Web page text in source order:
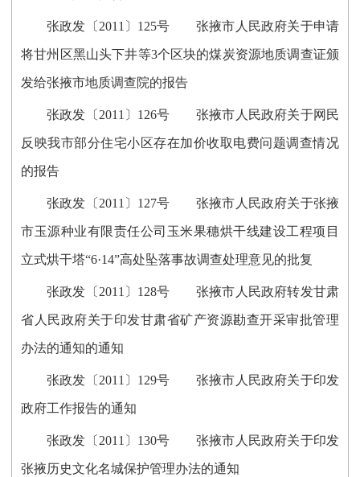
张政发〔2011〕125号 张掖市人民政府关于申请
将甘州区黑山头下井等3个区块的煤炭资源地质调查证颁
发给张掖市地质调查院的报告
张政发〔2011〕126号 张掖市人民政府关于网民
反映我市部分住宅小区存在加价收取电费问题调查情况
的报告
张政发〔2011〕127号 张掖市人民政府关于张掖
市玉源种业有限责任公司玉米果穗烘干线建设工程项目
立式烘干塔“6·14”高处坠落事故调查处理意见的批复
张政发〔2011〕128号 张掖市人民政府转发甘肃
省人民政府关于印发甘肃省矿产资源勘查开采审批管理
办法的通知的通知
张政发〔2011〕129号 张掖市人民政府关于印发
政府工作报告的通知
张政发〔2011〕130号 张掖市人民政府关于印发
张掖历史文化名城保护管理办法的通知